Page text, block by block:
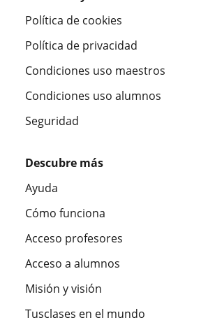
Política de cookies
Política de privacidad
Condiciones uso maestros
Condiciones uso alumnos
Seguridad
Descubre más
Ayuda
Cómo funciona
Acceso profesores
Acceso a alumnos
Misión y visión
Tusclases en el mundo